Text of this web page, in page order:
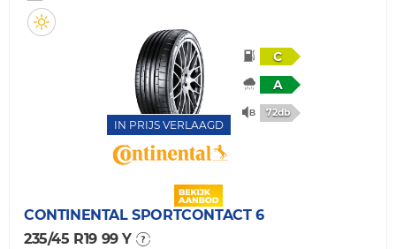
IN PRIJS VERLAAGD
C
A
72db
CONTINENTAL SPORTCONTACT 6
235/45 R19 99 Y